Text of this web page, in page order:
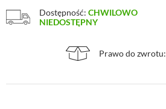
Dostępność: CHWILOWO
NIEDOSTĘPNY
Prawo do zwrotu: